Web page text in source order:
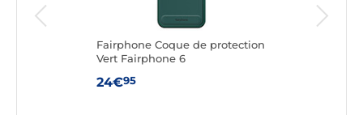
Fairphone Coque de protection
Vert Fairphone 6
24€95